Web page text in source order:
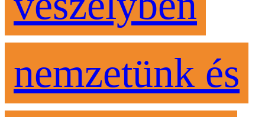
nemzetünk és